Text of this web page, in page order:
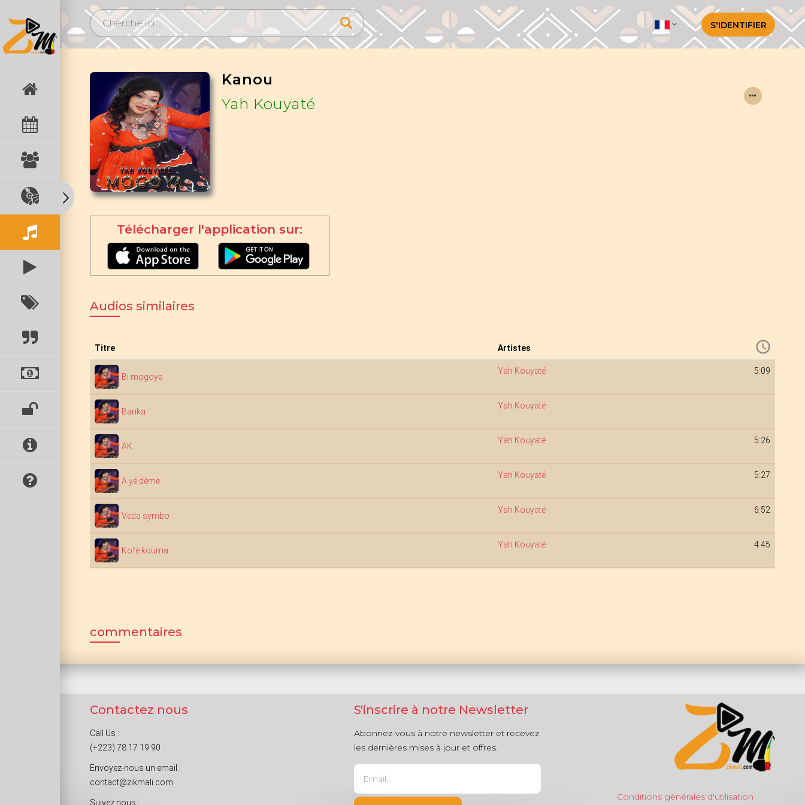
S'IDENTIFIER
Kanou
Yah Kouyaté
Télécharger l'application sur:
Audios similaires
Titre Artistes
Bi mogoya
Yah Kouyaté 5:09
Barika
Yah Kouyaté
AK
Yah Kouyaté 5:26
A yé dèmè
Yah Kouyaté 5:27
Veda symbo
Yah Kouyaté 6:52
Kofè kouma
Yah Kouyaté 4:45
commentaires
Contactez nous
Call Us :
(+223) 78 17 19 90
Envoyez-nous un email :
contact@zikmali.com
Suivez nous :
S'inscrire à notre Newsletter
Abonnez-vous à notre newsletter et recevez
les dernières mises à jour et offres.
Conditions générales d'utilisation